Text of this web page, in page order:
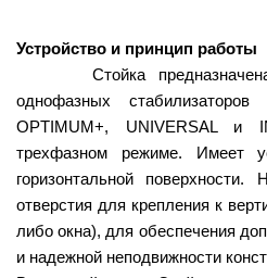
Устройство и принцип работы
Стойка предназначена
однофазных стабилизаторов
OPTIMUM+, UNIVERSAL и
трехфазном режиме. Имеет
горизонтальной
отверстия для крепления к
либо окна), для обеспечения
и надежной неподвижности